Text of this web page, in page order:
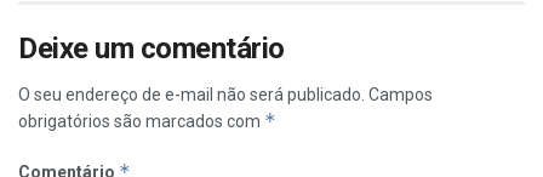
Deixe um comentário
O seu endereço de e-mail não será publicado. Campos
obrigatórios são marcados com *
Comentário *